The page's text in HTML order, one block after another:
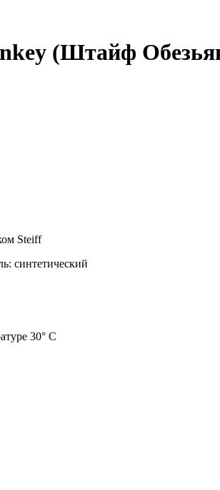
(Штайф
Steiff
синтетический
30° C